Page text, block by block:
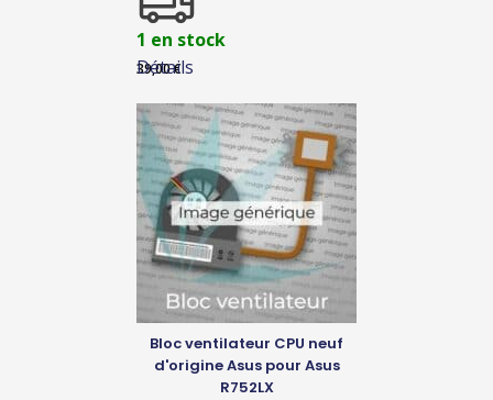
Détails
1 en stock
39,00€
Bloc ventilateur CPU neuf
d'origine Asus pour Asus
R752LX